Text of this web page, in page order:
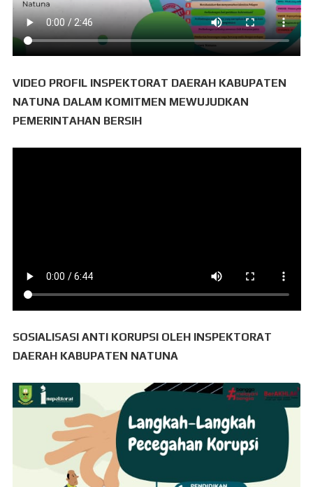
VIDEO PROFIL INSPEKTORAT DAERAH KABUPATEN
NATUNA DALAM KOMITMEN MEWUJUDKAN
PEMERINTAHAN BERSIH
SOSIALISASI ANTI KORUPSI OLEH INSPEKTORAT
DAERAH KABUPATEN NATUNA